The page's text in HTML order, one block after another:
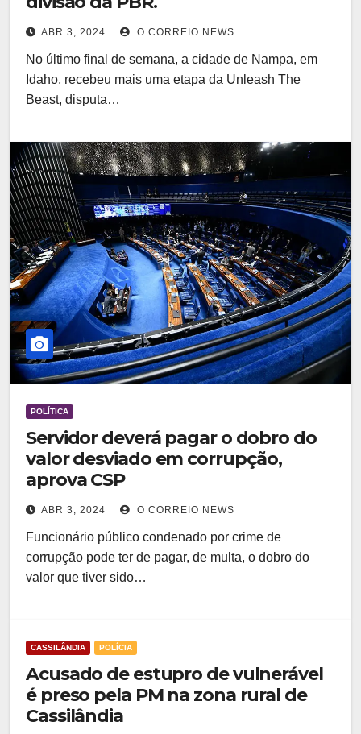
ABR 3, 2024 O CORREIO NEWS
No último final de semana, a cidade de Nampa, em
Idaho, recebeu mais uma etapa da Unleash The
Beast, disputa…
POLÍTICA
Servidor deverá pagar o dobro do
valor desviado em corrupção,
aprova CSP
ABR 3, 2024 O CORREIO NEWS
Funcionário público condenado por crime de
corrupção pode ter de pagar, de multa, o dobro do
valor que tiver sido…
CASSILÂNDIA POLÍCIA
Acusado de estupro de vulnerável
é preso pela PM na zona rural de
Cassilândia